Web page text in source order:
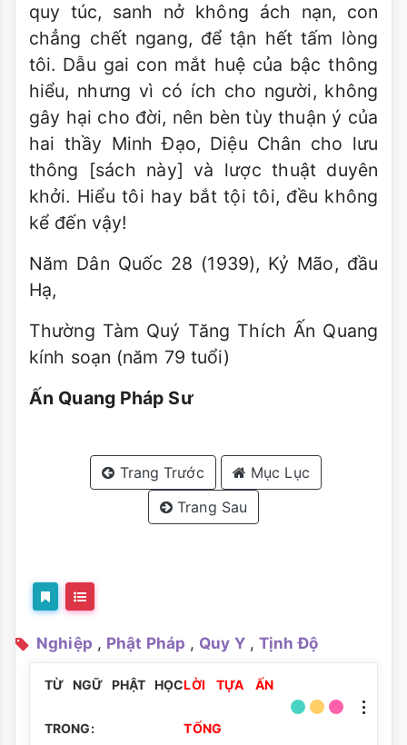
quy túc, sanh nở không ách nạn, con
chẳng chết ngang, để tận hết tấm lòng
tôi. Dẫu gai con mắt huệ của bậc thông
hiểu, nhưng vì có ích cho người, không
gây hại cho đời, nên bèn tùy thuận ý của
hai thầy Minh Đạo, Diệu Chân cho lưu
thông [sách này] và lược thuật duyên
khởi. Hiểu tôi hay bắt tội tôi, đều không
kể đến vậy!
Năm Dân Quốc 28 (1939), Kỷ Mão, đầu
Hạ,
Thường Tàm Quý Tăng Thích Ấn Quang
kính soạn (năm 79 tuổi)
Ấn Quang Pháp Sư
Trang Trước
Mục Lục
Trang Sau
Nghiệp , Phật Pháp , Quy Y ,Tịnh Độ
TỪ NGỮ PHẬT HỌC
TRONG:
LỜI TỰA ẤN
TỐNG